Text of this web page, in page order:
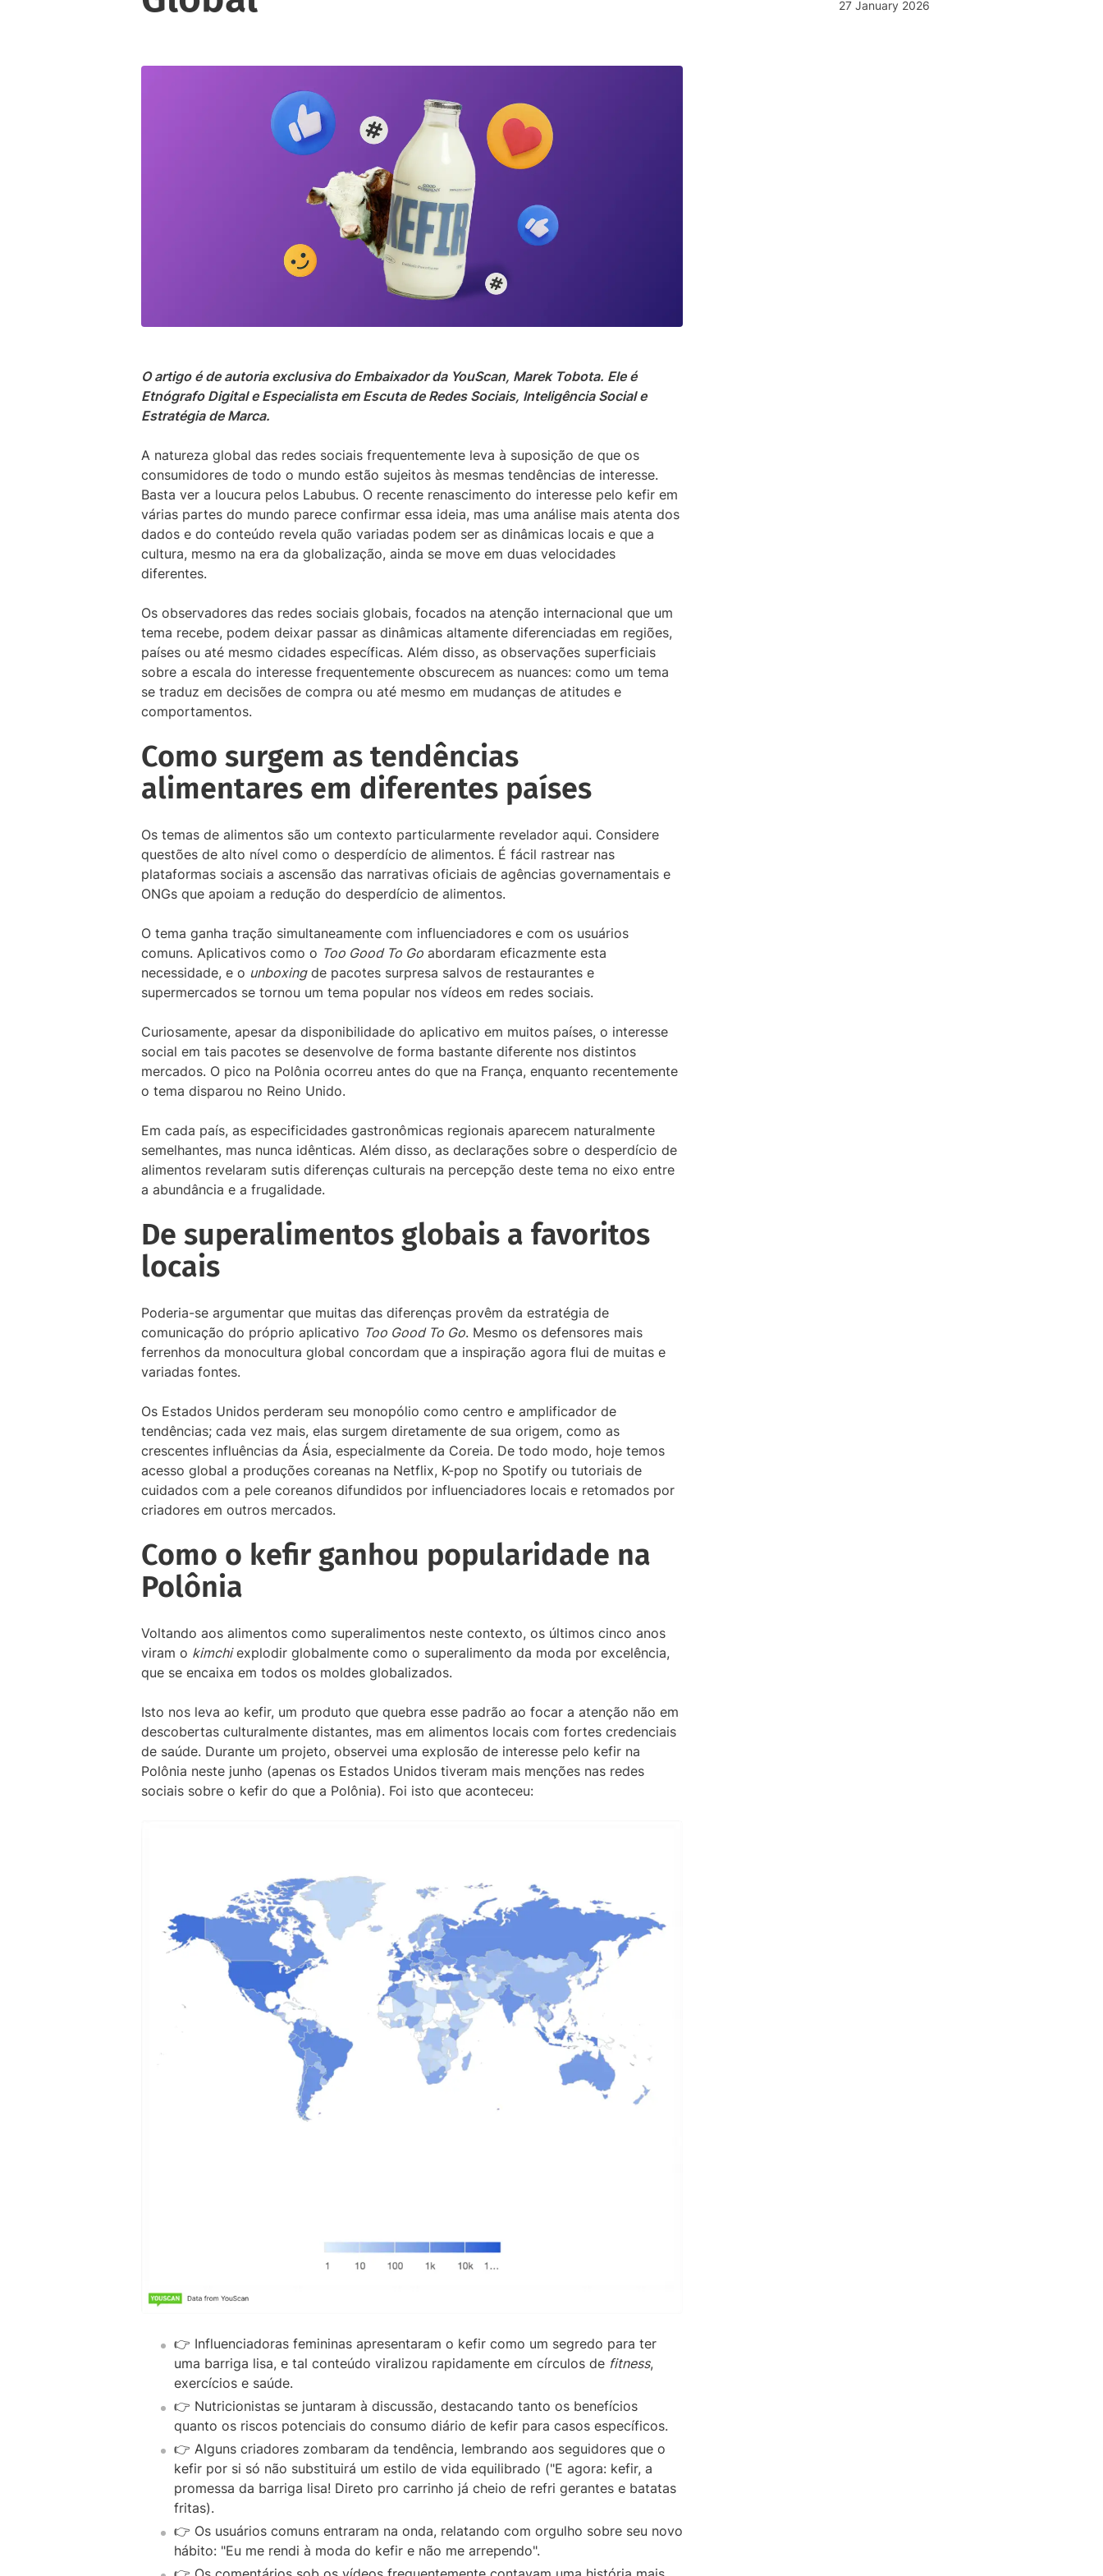
para se conectar melhor com seu público.
Saiba mais
27 January 2026
O artigo é de autoria exclusiva do Embaixador da YouScan, Marek Tobota. Ele é
Etnógrafo Digital e Especialista em Escuta de Redes Sociais, Inteligência Social e
Estratégia de Marca.
A natureza global das redes sociais frequentemente leva à suposição de que os
consumidores de todo o mundo estão sujeitos às mesmas tendências de interesse.
Basta ver a loucura pelos Labubus. O recente renascimento do interesse pelo kefir em
várias partes do mundo parece confirmar essa ideia, mas uma análise mais atenta dos
dados e do conteúdo revela quão variadas podem ser as dinâmicas locais e que a
cultura, mesmo na era da globalização, ainda se move em duas velocidades
diferentes.
Os observadores das redes sociais globais, focados na atenção internacional que um
tema recebe, podem deixar passar as dinâmicas altamente diferenciadas em regiões,
países ou até mesmo cidades específicas. Além disso, as observações superficiais
sobre a escala do interesse frequentemente obscurecem as nuances: como um tema
se traduz em decisões de compra ou até mesmo em mudanças de atitudes e
comportamentos.
Como surgem as tendências
alimentares em diferentes países
Os temas de alimentos são um contexto particularmente revelador aqui. Considere
questões de alto nível como o desperdício de alimentos. É fácil rastrear nas
plataformas sociais a ascensão das narrativas oficiais de agências governamentais e
ONGs que apoiam a redução do desperdício de alimentos.
O tema ganha tração simultaneamente com influenciadores e com os usuários
comuns. Aplicativos como o Too Good To Go abordaram eficazmente esta
necessidade, e o unboxingde pacotes surpresa salvos de restaurantes e
supermercados se tornou um tema popular nos vídeos em redes sociais.
Curiosamente, apesar da disponibilidade do aplicativo em muitos países, o interesse
social em tais pacotes se desenvolve de forma bastante diferente nos distintos
mercados. O pico na Polônia ocorreu antes do que na França, enquanto recentemente
o tema disparou no Reino Unido.
Em cada país, as especificidades gastronômicas regionais aparecem naturalmente
semelhantes, mas nunca idênticas. Além disso, as declarações sobre o desperdício de
alimentos revelaram sutis diferenças culturais na percepção deste tema no eixo entre
a abundância e a frugalidade.
De superalimentos globais a favoritos
locais
Poderia-se argumentar que muitas das diferenças provêm da estratégia de
comunicação do próprio aplicativo Too Good To Go. Mesmo os defensores mais
ferrenhos da monocultura global concordam que a inspiração agora flui de muitas e
variadas fontes.
Os Estados Unidos perderam seu monopólio como centro e amplificador de
tendências; cada vez mais, elas surgem diretamente de sua origem, como as
crescentes influências da Ásia, especialmente da Coreia. De todo modo, hoje temos
acesso global a produções coreanas na Netflix, K-pop no Spotify ou tutoriais de
cuidados com a pele coreanos difundidos por influenciadores locais e retomados por
criadores em outros mercados.
Como o kefir ganhou popularidade na
Polônia
Voltando aos alimentos como superalimentos neste contexto, os últimos cinco anos
viram o kimchiexplodir globalmente como o superalimento da moda por excelência,
que se encaixa em todos os moldes globalizados.
Isto nos leva ao kefir, um produto que quebra esse padrão ao focar a atenção não em
descobertas culturalmente distantes, mas em alimentos locais com fortes credenciais
de saúde. Durante um projeto, observei uma explosão de interesse pelo kefir na
Polônia neste junho (apenas os Estados Unidos tiveram mais menções nas redes
sociais sobre o kefir do que a Polônia). Foi isto que aconteceu:
👉 Influenciadoras femininas apresentaram o kefir como um segredo para ter
uma barriga lisa, e tal conteúdo viralizou rapidamente em círculos de fitness,
exercícios e saúde.
👉 Nutricionistas se juntaram à discussão, destacando tanto os benefícios
quanto os riscos potenciais do consumo diário de kefir para casos específicos.
👉 Alguns criadores zombaram da tendência, lembrando aos seguidores que o
kefir por si só não substituirá um estilo de vida equilibrado ("E agora: kefir, a
promessa da barriga lisa! Direto pro carrinho já cheio de refri gerantes e batatas
fritas).
👉 Os usuários comuns entraram na onda, relatando com orgulho sobre seu novo
hábito: "Eu me rendi à moda do kefir e não me arrependo".